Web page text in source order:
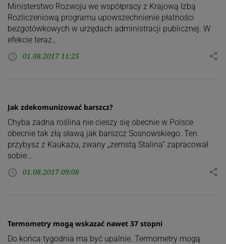
Ministerstwo Rozwoju we współpracy z Krajową Izbą
Rozliczeniową programu upowszechnienie płatności
bezgotówkowych w urzędach administracji publicznej. W
efekcie teraz…
access_time 01.08.2017 11:25 share
Jak zdekomunizować barszcz?
Chyba żadna roślina nie cieszy się obecnie w Polsce
obecnie tak złą sławą jak barszcz Sosnowskiego. Ten
przybysz z Kaukazu, zwany „zemstą Stalina” zapracował
sobie…
access_time 01.08.2017 09:08 share
Termometry mogą wskazać nawet 37 stopni
Do końca tygodnia ma być upalnie. Termometry mogą